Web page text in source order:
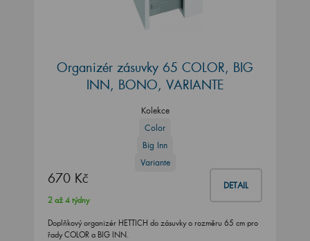
Organizér zásuvky 65 COLOR, BIG
INN, BONO, VARIANTE
Kolekce
Color
Big Inn
Variante
670 Kč DETAIL
2 až 4 týdny
Doplňkový organizér HETTICH do zásuvky o rozměru 65 cm pro
řady COLOR a BIG INN.